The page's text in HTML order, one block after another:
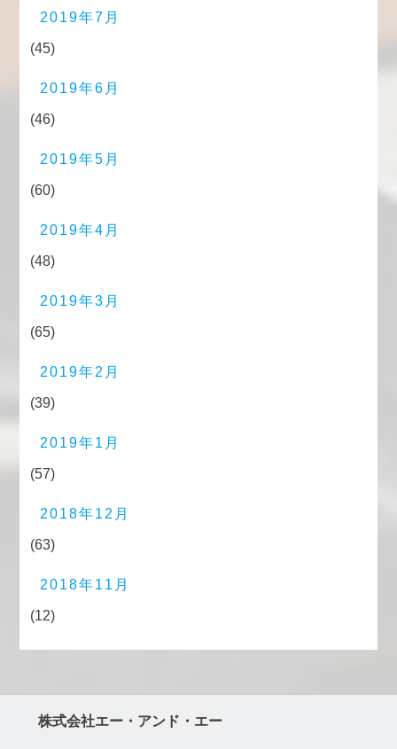
2019年7月
(45)
2019年6月
(46)
2019年5月
(60)
2019年4月
(48)
2019年3月
(65)
2019年2月
(39)
2019年1月
(57)
2018年12月
(63)
2018年11月
(12)
株式会社エー・アンド・エー